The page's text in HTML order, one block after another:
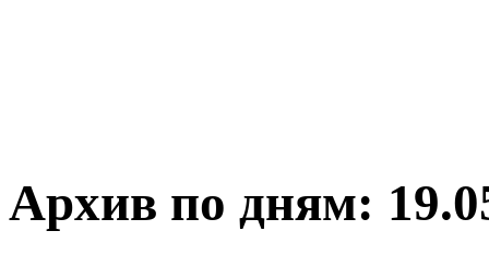
Архив по дням: